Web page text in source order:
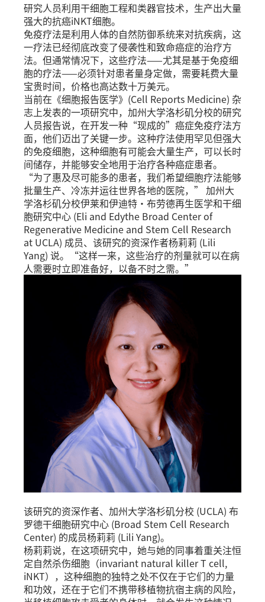
研究人员利用干细胞工程和类器官技术，生产出大量
强大的抗癌iNKT细胞。
免疫疗法是利用人体的自然防御系统来对抗疾病，这
一疗法已经彻底改变了侵袭性和致命癌症的治疗方
法。但通常情况下，这些疗法——尤其是基于免疫细
胞的疗法——必须针对患者量身定做，需要耗费大量
宝贵时间，价格也高达数十万美元。
当前在《细胞报告医学》(Cell Reports Medicine) 杂
志上发表的一项研究中，加州大学洛杉矶分校的研究
人员报告说，在开发一种“现成的”癌症免疫疗法方
面，他们迈出了关键一步。这种疗法使用罕见但强大
的免疫细胞，这种细胞有可能会大量生产，可以长时
间储存，并能够安全地用于治疗各种癌症患者。
“为了惠及尽可能多的患者，我们希望细胞疗法能够
批量生产、冷冻并运往世界各地的医院，” 加州大
学洛杉矶分校伊莱和伊迪特·布劳德再生医学和干细
胞研究中心 (Eli and Edythe Broad Center of
Regenerative Medicine and Stem Cell Research
at UCLA) 成员、该研究的资深作者杨莉莉 (Lili
Yang) 说。“这样一来，这些治疗的剂量就可以在病
人需要时立即准备好，以备不时之需。”
​​该研究的资深作者、加州大学洛杉矶分校 (UCLA) 布
罗德干细胞研究中心 (Broad Stem Cell Research
Center) 的成员杨莉莉 (Lili Yang)。
杨莉莉说，在这项研究中，她与她的同事着重关注恒
定自然杀伤细胞（invariant natural killer T cell,
iNKT），这种细胞的独特之处不仅在于它们的力量
和功效，还在于它们不携带移植物抗宿主病的风险，